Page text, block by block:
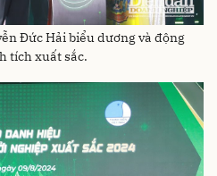
Đức Hải biểu dương và động
tích xuất sắc.